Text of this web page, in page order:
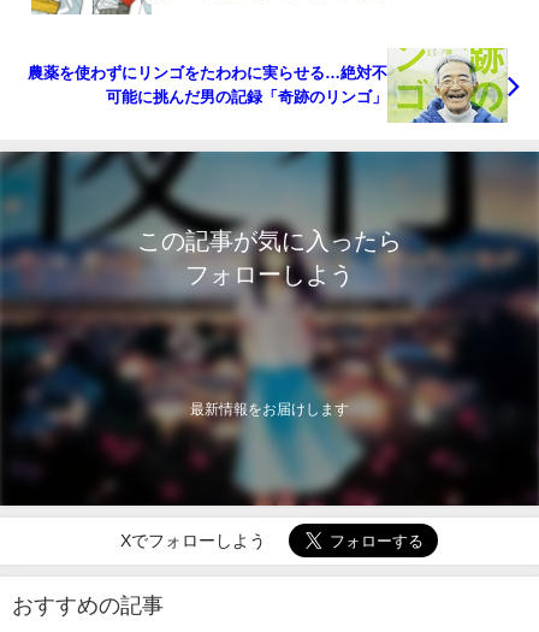
農薬を使わずにリンゴをたわわに実らせる…絶対不
可能に挑んだ男の記録「奇跡のリンゴ」
この記事が気に入ったら
フォローしよう
最新情報をお届けします
Xでフォローしよう
おすすめの記事